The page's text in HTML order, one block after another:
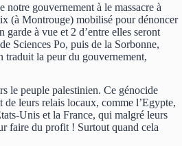
gouvernement à le massacre à
(à Montrouge) mobilisé pour dénoncer
garde à vue et 2 d’entre elles seront
Sciences Po, puis de la Sorbonne,
traduit la peur du gouvernement,
le peuple palestinien. Ce génocide
de leurs relais locaux, comme l’Egypte,
Unis et la France, qui malgré leurs
faire du profit ! Surtout quand cela